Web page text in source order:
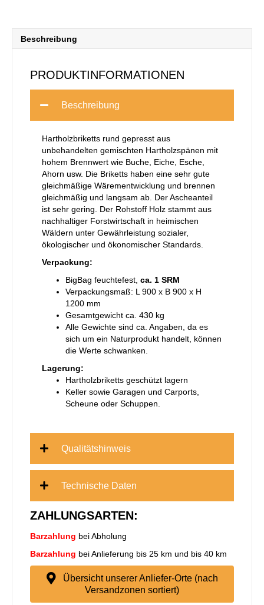
Beschreibung
PRODUKTINFORMATIONEN
Beschreibung
Hartholzbriketts rund gepresst aus
unbehandelten gemischten Hartholzspänen mit
hohem Brennwert wie Buche, Eiche, Esche,
Ahorn usw. Die Briketts haben eine sehr gute
gleichmäßige Wärementwicklung und brennen
gleichmäßig und langsam ab. Der Ascheanteil
ist sehr gering. Der Rohstoff Holz stammt aus
nachhaltiger Forstwirtschaft in heimischen
Wäldern unter Gewährleistung sozialer,
ökologischer und ökonomischer Standards.
Verpackung:
BigBag feuchtefest, ca. 1 SRM
Verpackungsmaß: L 900 x B 900 x H
1200 mm
Gesamtgewicht ca. 430 kg
Alle Gewichte sind ca. Angaben, da es
sich um ein Naturprodukt handelt, können
die Werte schwanken.
Lagerung:
Hartholzbriketts geschützt lagern
Keller sowie Garagen und Carports,
Scheune oder Schuppen.
Qualitätshinweis
Technische Daten
ZAHLUNGSARTEN:
Barzahlung bei Abholung
Barzahlung bei Anlieferung bis 25 km und bis 40 km
Übersicht unserer Anliefer-Orte (nach
Versandzonen sortiert)